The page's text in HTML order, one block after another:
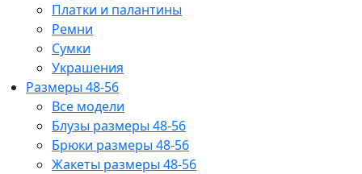
Платки и палантины
Ремни
Сумки
Украшения
Размеры 48-56
Все модели
Блузы размеры 48-56
Брюки размеры 48-56
Жакеты размеры 48-56